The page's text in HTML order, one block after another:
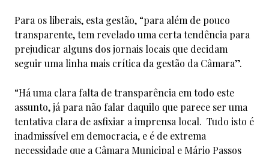
Para os liberais, esta gestão, “para além de pouco
transparente, tem revelado uma certa tendência para
prejudicar alguns dos jornais locais que decidam
seguir uma linha mais crítica da gestão da Câmara”.
“Há uma clara falta de transparência em todo este
assunto, já para não falar daquilo que parece ser uma
tentativa clara de asfixiar a imprensa local. Tudo isto é
inadmissível em democracia, e é de extrema
necessidade que a Câmara Municipal e Mário Passos